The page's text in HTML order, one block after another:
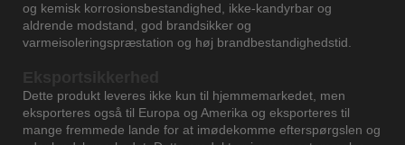
og kemisk korrosionsbestandighed, ikke-kandyrbar og
aldrende modstand, god brandsikker og
varmeisoleringspræstation og høj brandbestandighedstid.
Dette produkt leveres ikke kun til hjemmemarkedet, men
eksporteres også til Europa og Amerika og eksporteres til
mange fremmede lande for at imødekomme efterspørgslen og